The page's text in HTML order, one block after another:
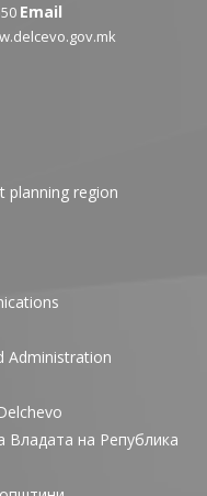
Email
planning region
Administration
Владата на Република